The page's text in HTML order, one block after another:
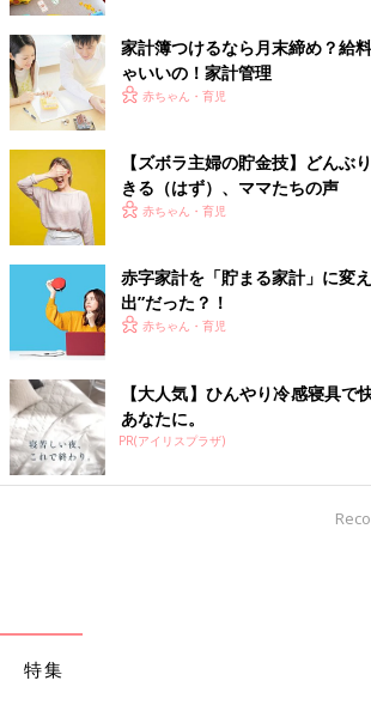
家計簿つけるなら月末締め？給
ゃいいの！家計管理
赤ちゃん・育児
【ズボラ主婦の貯金技】どんぶ
きる（はず）、ママたちの声
赤ちゃん・育児
赤字家計を「貯まる家計」に変
出”だった？！
赤ちゃん・育児
【大人気】ひんやり冷感寝具で
あなたに。
PR(アイリスプラザ)
特集